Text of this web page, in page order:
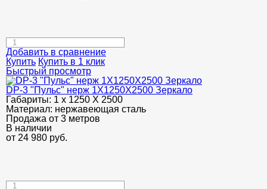
Добавить в сравнение
Купить Купить в 1 клик
Быстрый просмотр
DP-3 "Пульс" нерж 1Х1250Х2500 Зеркало
Габариты: 1 х 1250 Х 2500
Материал: нержавеющая сталь
Продажа от 3 метров
В наличии
от 24 980 руб.